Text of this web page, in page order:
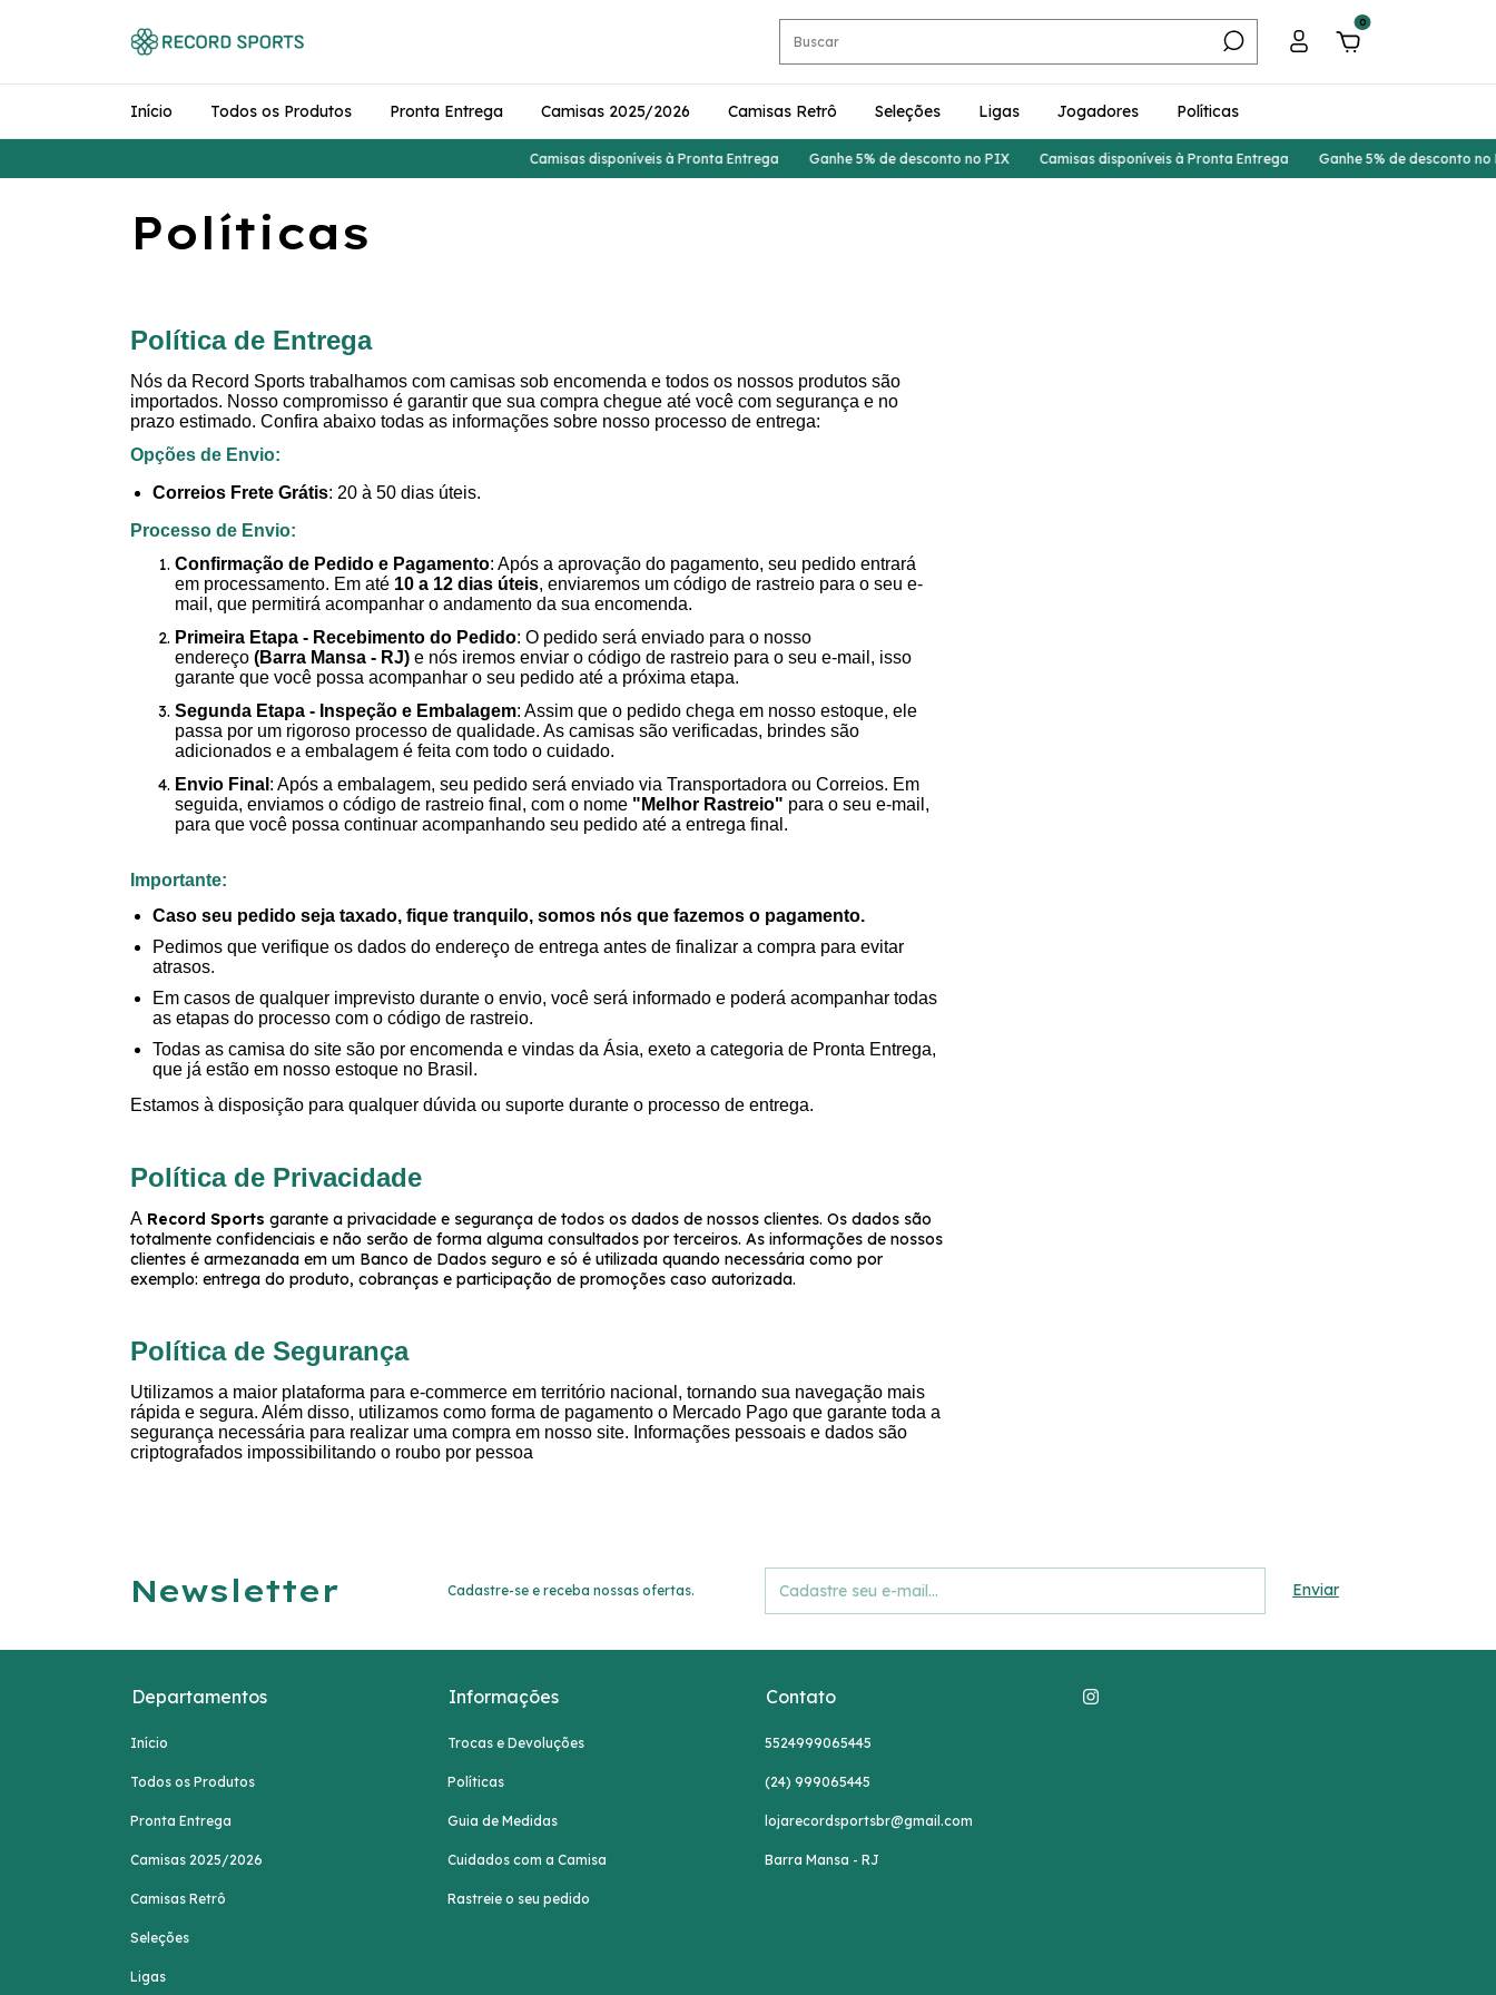
0
Início Todos os Produtos Pronta Entrega Camisas 2025/2026 Camisas Retrô Seleções Ligas Jogadores Políticas
Camisas disponíveis à Pronta Entrega Ganhe 5% de desconto no PIX Camisas disponíveis à Pronta Entrega Ganhe 5% de desconto no PIX
Políticas
Política de Entrega
Nós da Record Sports trabalhamos com camisas sob encomenda e todos os nossos produtos são
importados. Nosso compromisso é garantir que sua compra chegue até você com segurança e no
prazo estimado. Confira abaixo todas as informações sobre nosso processo de entrega:
Opções de Envio:
Correios Frete Grátis: 20 à 50 dias úteis.
Processo de Envio:
Confirmação de Pedido e Pagamento: Após a aprovação do pagamento, seu pedido entrará
em processamento. Em até 10 a 12 dias úteis, enviaremos um código de rastreio para o seu e-
mail, que permitirá acompanhar o andamento da sua encomenda.
Primeira Etapa - Recebimento do Pedido: O pedido será enviado para o nosso
endereço (Barra Mansa - RJ) e nós iremos enviar o código de rastreio para o seu e-mail, isso
garante que você possa acompanhar o seu pedido até a próxima etapa.
Segunda Etapa - Inspeção e Embalagem: Assim que o pedido chega em nosso estoque, ele
passa por um rigoroso processo de qualidade. As camisas são verificadas, brindes são
adicionados e a embalagem é feita com todo o cuidado.
Envio Final : Após a embalagem, seu pedido será enviado via Transportadora ou Correios. Em
seguida, enviamos o código de rastreio final, com o nome "Melhor Rastreio" para o seu e-mail,
para que você possa continuar acompanhando seu pedido até a entrega final.
Importante:
Caso seu pedido seja taxado, fique tranquilo, somos nós que fazemos o pagamento.
Pedimos que verifique os dados do endereço de entrega antes de finalizar a compra para evitar
atrasos.
Em casos de qualquer imprevisto durante o envio, você será informado e poderá acompanhar todas
as etapas do processo com o código de rastreio.
Todas as camisa do site são por encomenda e vindas da Ásia, exeto a categoria de Pronta Entrega,
que já estão em nosso estoque no Brasil.
Estamos à disposição para qualquer dúvida ou suporte durante o processo de entrega.
Política de Privacidade
A Record Sports garante a privacidade e segurança de todos os dados de nossos clientes. Os dados são
totalmente confidenciais e não serão de forma alguma consultados por terceiros. As informações de nossos
clientes é armezanada em um Banco de Dados seguro e só é utilizada quando necessária como por
exemplo: entrega do produto, cobranças e participação de promoções caso autorizada.
Política de Segurança
Utilizamos a maior plataforma para e-commerce em território nacional, tornando sua navegação mais
rápida e segura. Além disso, utilizamos como forma de pagamento o Mercado Pago que garante toda a
segurança necessária para realizar uma compra em nosso site. Informações pessoais e dados são
criptografados impossibilitando o roubo por pessoa
Newsletter Cadastre-se e receba nossas ofertas.
Departamentos
Início
Todos os Produtos
Pronta Entrega
Camisas 2025/2026
Camisas Retrô
Seleções
Ligas
Informações
Trocas e Devoluções
Políticas
Guia de Medidas
Cuidados com a Camisa
Rastreie o seu pedido
Contato
5524999065445
(24) 999065445
lojarecordsportsbr@gmail.com
Barra Mansa - RJ